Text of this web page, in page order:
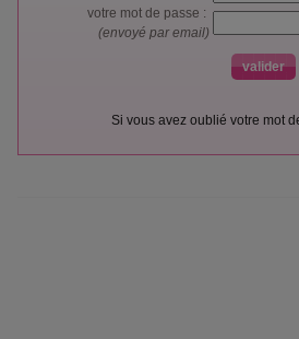
votre mot de passe :
(envoyé par email)
Si vous avez oublié votre mot